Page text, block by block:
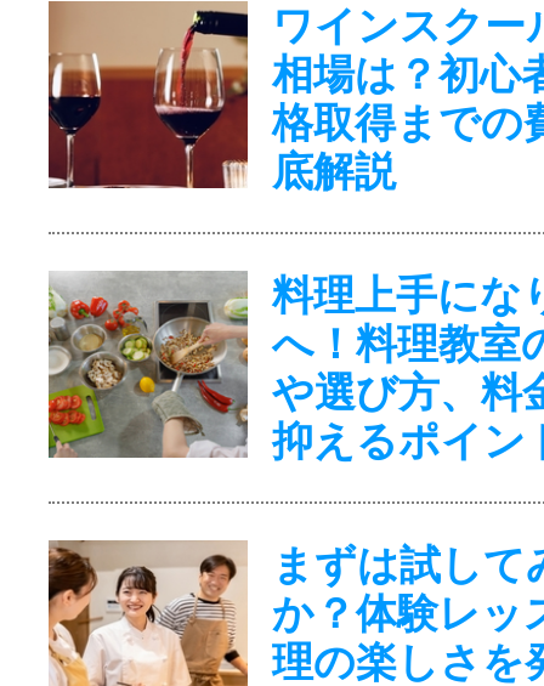
ワインスクー
相場は？初心
格取得までの
底解説
料理上手にな
へ！料理教室
や選び方、料
抑えるポイン
まずは試して
か？体験レッ
理の楽しさを